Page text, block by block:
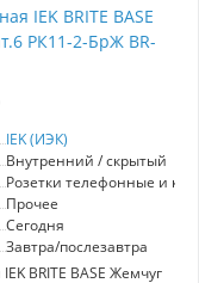
цветовая
продукции серии
пространства
по оформлению.
сочетание
цены для
и ремонта.
IEK BRITE BASE
РК11-2-БрЖ BR-
IEK (ИЭК)
Внутренний / скрытый
Розетки телефонные и
Прочее
Сегодня
Завтра/послезавтра
BRITE BASE Жемчуг